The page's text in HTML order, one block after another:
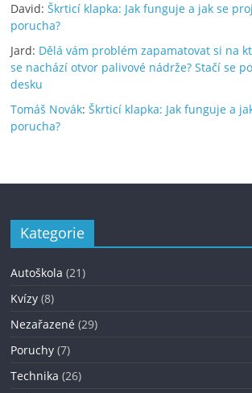
David:Škrticí klapka: Jak funguje a jak se
porucha?
Jard: Dělá vám problém zapamatovat si na
se nachází otvor palivové nádrže? Stačí se
desku
Tomáš Novák:Škrticí klapka: Jak funguje a
porucha?
Kategorie
Autoškola (21)
Kvízy (8)
Nezařazené (29)
Poruchy (7)
Technika (26)